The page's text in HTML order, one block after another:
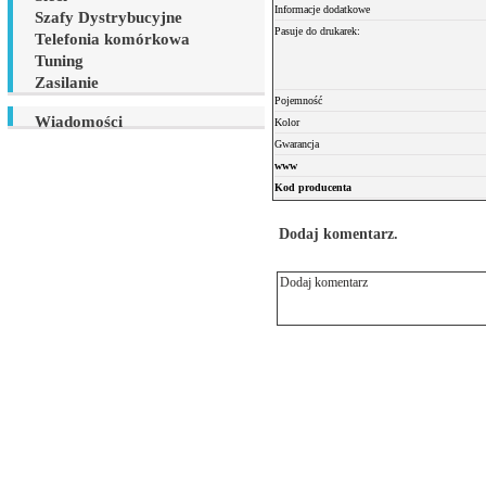
Szafy Dystrybucyjne
Telefonia komórkowa
Tuning
Zasilanie
Wiadomości
Informacje dodatkowe
Pasuje do drukarek:
Pojemność
Kolor
Gwarancja
www
Kod producenta
Dodaj komentarz.